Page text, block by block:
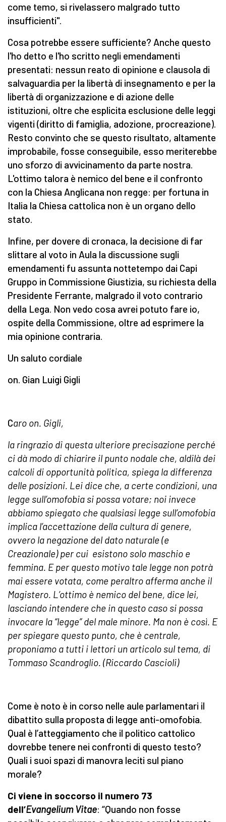
come temo, si rivelassero malgrado tutto
insufficienti".
Cosa potrebbe essere sufficiente? Anche questo
l'ho detto e l'ho scritto negli emendamenti
presentati: nessun reato di opinione e clausola di
salvaguardia per la libertà di insegnamento e per la
libertà di organizzazione e di azione delle
istituzioni, oltre che esplicita esclusione delle leggi
vigenti (diritto di famiglia, adozione, procreazione).
Resto convinto che se questo risultato, altamente
improbabile, fosse conseguibile, esso meriterebbe
uno sforzo di avvicinamento da parte nostra.
L'ottimo talora è nemico del bene e il confronto
con la Chiesa Anglicana non regge: per fortuna in
Italia la Chiesa cattolica non è un organo dello
stato.
Infine, per dovere di cronaca, la decisione di far
slittare al voto in Aula la discussione sugli
emendamenti fu assunta nottetempo dai Capi
Gruppo in Commissione Giustizia, su richiesta della
Presidente Ferrante, malgrado il voto contrario
della Lega. Non vedo cosa avrei potuto fare io,
ospite della Commissione, oltre ad esprimere la
mia opinione contraria.
Un saluto cordiale
on. Gian Luigi Gigli
Caro on. Gigli,
la ringrazio di questa ulteriore precisazione perché
ci dà modo di chiarire il punto nodale che, aldilà dei
calcoli di opportunità politica, spiega la differenza
delle posizioni. Lei dice che, a certe condizioni, una
legge sull’omofobia si possa votare; noi invece
abbiamo spiegato che qualsiasi legge sull’omofobia
implica l’accettazione della cultura di genere,
ovvero la negazione del dato naturale (e
Creazionale) per cui esistono solo maschio e
femmina. E per questo motivo tale legge non potrà
mai essere votata, come peraltro afferma anche il
Magistero. L’ottimo è nemico del bene, dice lei,
lasciando intendere che in questo caso si possa
invocare la “legge” del male minore. Ma non è così. E
per spiegare questo punto, che è centrale,
proponiamo a tutti i lettori un articolo sul tema, di
Tommaso Scandroglio. (Riccardo Cascioli)
Come è noto è in corso nelle aule parlamentari il
dibattito sulla proposta di legge anti-omofobia.
Qual è l’atteggiamento che il politico cattolico
dovrebbe tenere nei confronti di questo testo?
Quali i suoi spazi di manovra leciti sul piano
morale?
Ci viene in soccorso il numero 73
dell’Evangelium Vitae: “Quando non fosse